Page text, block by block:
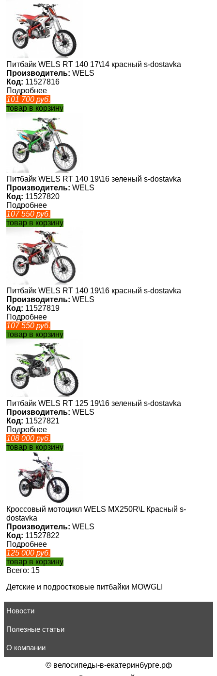
Питбайк WELS RT 140 17\14 красный s-dostavka
Производитель: WELS
Код: 11527816
Подробнее
101 700 руб.
товар в корзину
Питбайк WELS RT 140 19\16 зеленый s-dostavka
Производитель: WELS
Код: 11527820
Подробнее
107 550 руб.
товар в корзину
Питбайк WELS RT 140 19\16 красный s-dostavka
Производитель: WELS
Код: 11527819
Подробнее
107 550 руб.
товар в корзину
Питбайк WELS RT 125 19\16 зеленый s-dostavka
Производитель: WELS
Код: 11527821
Подробнее
108 000 руб.
товар в корзину
Кроссовый мотоцикл WELS MX250R\L Красный s-
dostavka
Производитель: WELS
Код: 11527822
Подробнее
125 000 руб.
товар в корзину
Всего: 15
Детские и подростковые питбайки MOWGLI
Новости
Полезные статьи
О компании
© велосипеды-в-екатеринбурге.рф